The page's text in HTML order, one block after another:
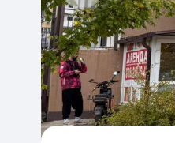
Недвижимость